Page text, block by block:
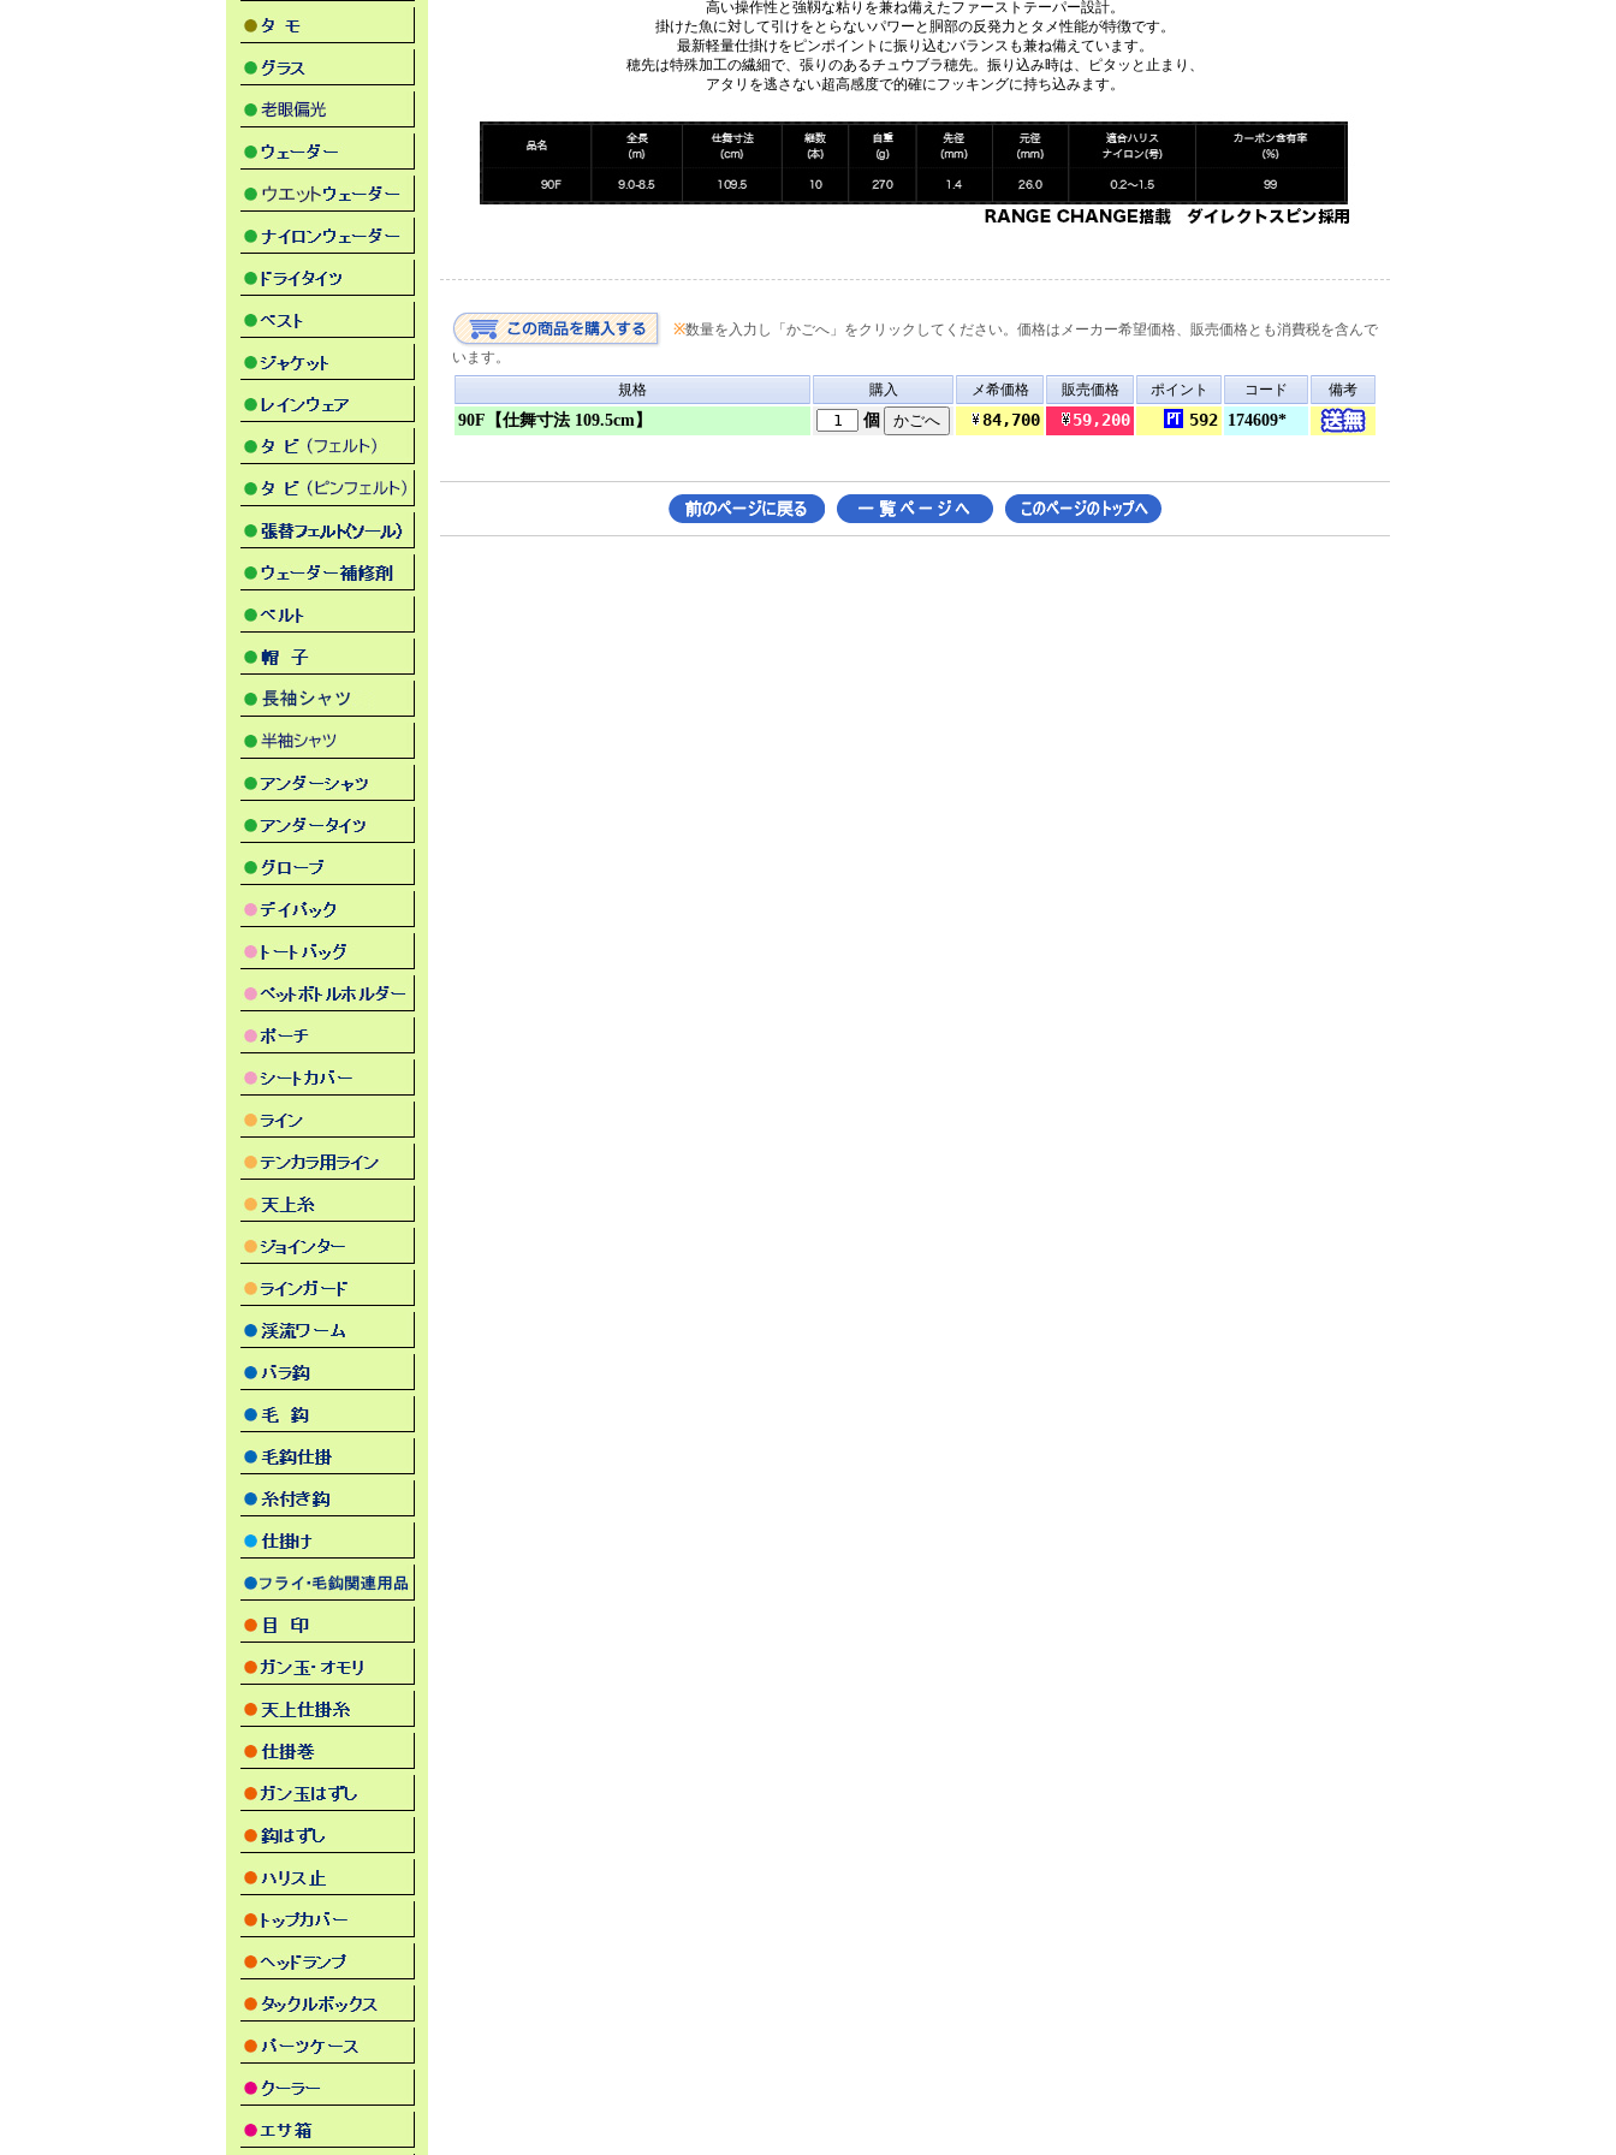
高い操作性と強靱な粘りを兼ね備えたファーストテーパー設計。
掛けた魚に対して引けをとらないパワーと胴部の反発力とタメ性能が特徴です。
最新軽量仕掛けをピンポイントに振り込むバランスも兼ね備えています。
穂先は特殊加工の繊細で、張りのあるチュウブラ穂先。振り込み時は、ピタッと止まり、
アタリを逃さない超高感度で的確にフッキングに持ち込みます。
※数量を入力し「かごへ」をクリックしてください。価格はメーカー希望価格、販売価格とも消費税を含んで
います。
規格
購入 メ希価格 販売価格 ポイント コード 備考
90F【仕舞寸法 109.5cm】 個 84,700 59,200 592 174609*